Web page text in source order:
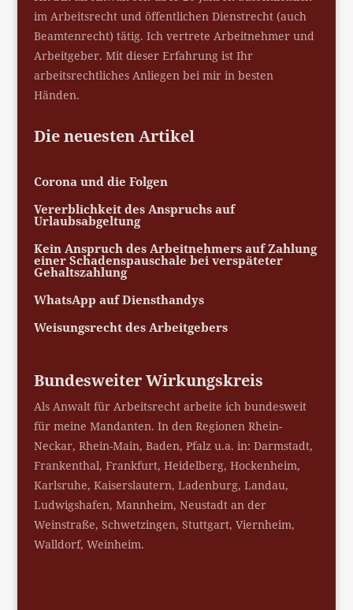
im Arbeitsrecht und öffentlichen Dienstrecht (auch
Beamtenrecht) tätig. Ich vertrete Arbeitnehmer und
Arbeitgeber. Mit dieser Erfahrung ist Ihr
arbeitsrechtliches Anliegen bei mir in besten
Händen.
Die neuesten Artikel
Corona und die Folgen
Vererblichkeit des Anspruchs auf
Urlaubsabgeltung
Kein Anspruch des Arbeitnehmers auf Zahlung
einer Schadenspauschale bei verspäteter
Gehaltszahlung
WhatsApp auf Diensthandys
Weisungsrecht des Arbeitgebers
Bundesweiter Wirkungskreis
Als Anwalt für Arbeitsrecht arbeite ich bundesweit
für meine Mandanten. In den Regionen Rhein-
Neckar, Rhein-Main, Baden, Pfalz u.a. in: Darmstadt,
Frankenthal, Frankfurt, Heidelberg, Hockenheim,
Karlsruhe, Kaiserslautern, Ladenburg, Landau,
Ludwigshafen, Mannheim, Neustadt an der
Weinstraße, Schwetzingen, Stuttgart, Viernheim,
Walldorf, Weinheim.